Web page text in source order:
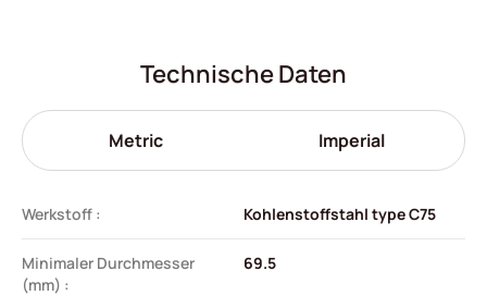
Technische Daten
Metric Imperial
Werkstoff : Kohlenstoffstahl type C75
Minimaler Durchmesser
(mm) :
69.5